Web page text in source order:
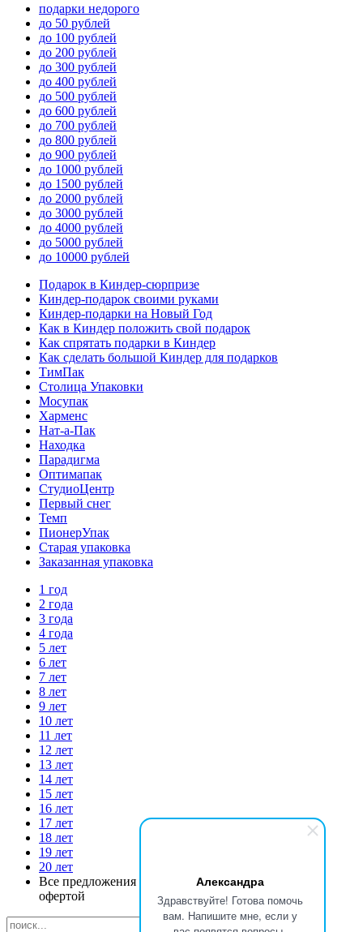
Александра
Здравствуйте! Готова помочь
вам. Напишите мне, если у
подарки недорого
до 50 рублей
до 100 рублей
до 200 рублей
до 300 рублей
до 400 рублей
до 500 рублей
до 600 рублей
до 700 рублей
до 800 рублей
до 900 рублей
до 1000 рублей
до 1500 рублей
до 2000 рублей
до 3000 рублей
до 4000 рублей
до 5000 рублей
до 10000 рублей
Подарок в Киндер-сюрпризе
Киндер-подарок своими руками
Киндер-подарки на Новый Год
Как в Киндер положить свой подарок
Как спрятать подарки в Киндер
Как сделать большой Киндер для подарков
ТимПак
Столица Упаковки
Мосупак
Харменс
Нат-а-Пак
Находка
Парадигма
Оптимапак
СтудиоЦентр
Первый снег
Темп
ПионерУпак
Старая упаковка
Заказанная упаковка
1 год
2 года
3 года
4 года
5 лет
6 лет
7 лет
8 лет
9 лет
10 лет
11 лет
12 лет
13 лет
14 лет
15 лет
16 лет
17 лет
18 лет
19 лет
20 лет
Все предложения на сайте не являются публичной
офертой